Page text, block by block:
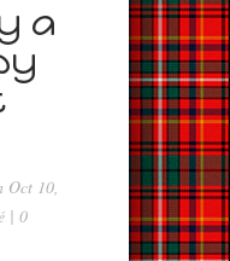
a
Oct 10,
| 0